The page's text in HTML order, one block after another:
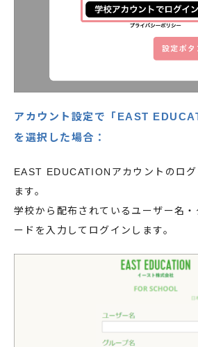
アカウント設定で「EAST
を選択した場合：
EAST EDUCATIONアカウントのロ
ます。
学校から配布されているユーザー名
ードを入力してログインします。